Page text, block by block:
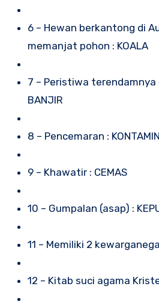
6 – Hewan berkantong di
memanjat pohon : KOALA
7 – Peristiwa terendamnya
BANJIR
8 – Pencemaran :
9 – Khawatir : CEMAS
10 – Gumpalan (asap) :
11 – Memiliki 2
12 – Kitab suci agama